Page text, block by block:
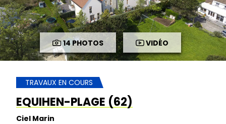
14 PHOTOS VIDÉO
TRAVAUX EN COURS
EQUIHEN-PLAGE (62)
Ciel Marin